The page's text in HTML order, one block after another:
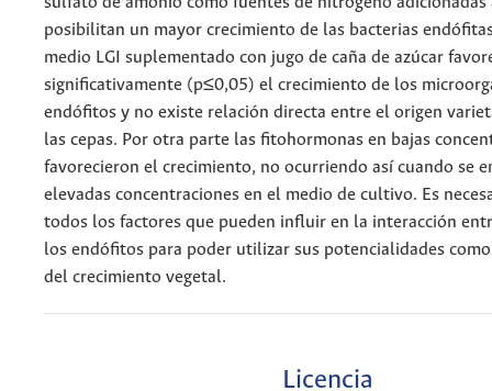
posibilitan un mayor crecimiento de las bacterias
medio LGI suplementado con jugo de caña de azúcar
significativamente (p≤0,05) el crecimiento de los
endófitos y no existe relación directa entre el origen
las cepas. Por otra parte las fitohormonas en bajas
favorecieron el crecimiento, no ocurriendo así cuando se
elevadas concentraciones en el medio de cultivo. Es
todos los factores que pueden influir en la interacción
los endófitos para poder utilizar sus potencialidades
del crecimiento vegetal.
Licencia